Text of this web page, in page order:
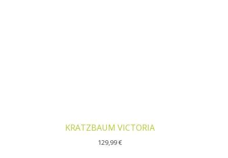
KRATZBAUM VICTORIA
129,99€